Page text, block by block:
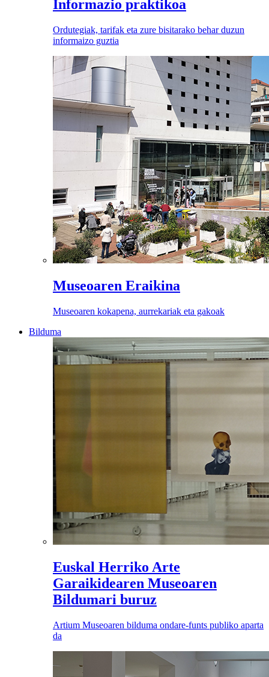
Informazio praktikoa
Ordutegiak, tarifak eta zure bisitarako behar duzun
informaizo guztia
Museoaren Eraikina
Museoaren kokapena, aurrekariak eta gakoak
Bilduma
Euskal Herriko Arte
Garaikidearen Museoaren
Bildumari buruz
Artium Museoaren bilduma ondare-funts publiko aparta
da